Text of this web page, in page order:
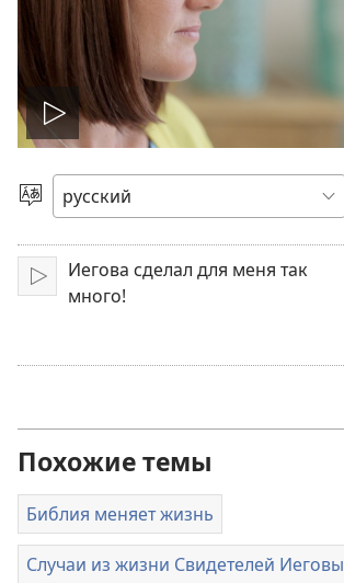
Воспроизвести
видео
Выбрать
язык
Воспроизвести
Иегова сделал для меня так
много!
Похожие темы
Библия меняет жизнь
Случаи из жизни Свидетелей Иеговы